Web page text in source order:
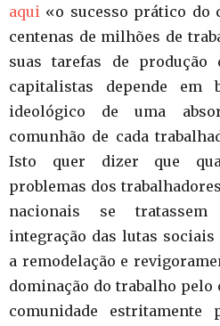
aqui «o sucesso prático do
centenas de milhões de
suas tarefas de
capitalistas depende em
ideológico de uma
comunhão de cada
Isto quer dizer que
problemas dos
nacionais se
integração das lutas
a remodelação e
dominação do trabalho pelo
comunidade estritamente